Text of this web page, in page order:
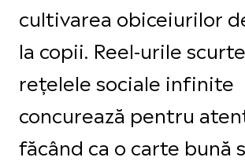
cultivarea obiceiurilor
la copii. Reel-urile
rețelele sociale infinite
concurează pentru
făcând ca o carte bună